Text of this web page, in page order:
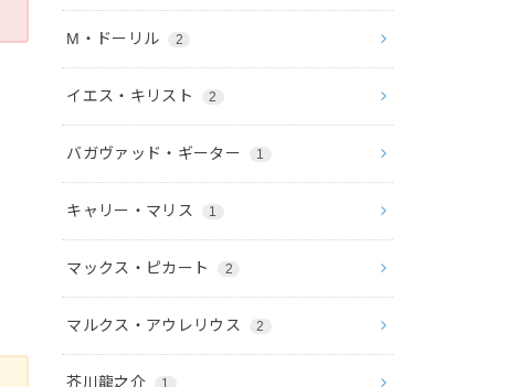
M・ドーリル 2
イエス・キリスト 2
バガヴァッド・ギーター 1
キャリー・マリス 1
マックス・ピカート 2
マルクス・アウレリウス 2
芥川龍之介 1